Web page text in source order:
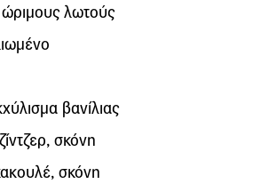
λωτούς
βανίλιας
σκόνη
σκόνη